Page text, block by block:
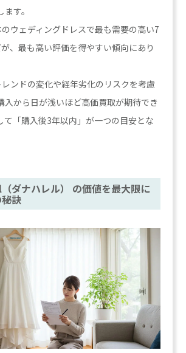
す。
のウェディングドレスで最も需要の高い7
、最も高い評価を得やすい傾向にあり
レンドの変化や経年劣化のリスクを考慮
入から日が浅いほど高価買取が期待でき
て「購入後3年以内」が一つの目安とな
ダナハレル） の価値を最大限に
訣